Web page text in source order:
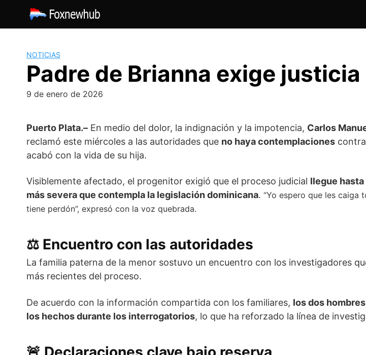
contenido
NOTICIAS
Padre de Brianna exige justicia
9 de enero de 2026
Puerto Plata.– En medio del dolor, la indignación y la impotencia, Carlos
reclamó este miércoles a las autoridades que no haya contemplaciones
acabó con la vida de su hija.
Visiblemente afectado, el progenitor exigió que el proceso judicial llegue
más severa que contempla la legislación dominicana. “Yo espero que les caiga
tiene perdón”, expresó con la voz quebrada.
⚖️ Encuentro con las autoridades
La familia paterna de la menor sostuvo un encuentro con los investigadores
más recientes del proceso.
De acuerdo con la información compartida con los familiares, los dos
los hechos durante los interrogatorios, lo que ha reforzado la línea de